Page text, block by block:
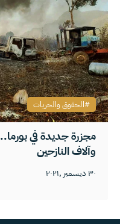
مجزرة جديدة في
وآلاف النازحين
٣٠ ديسمبر ,٢٠٢١
الحقوق والحريات